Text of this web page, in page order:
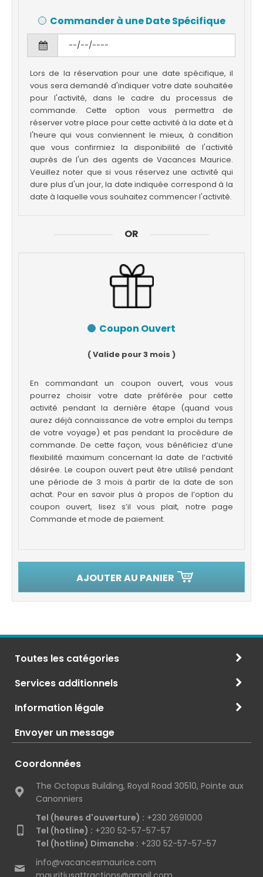
Commander à une Date Spécifique
Lors de la réservation pour une date spécifique, il
vous sera demandé d'indiquer votre date souhaitée
pour l'activité, dans le cadre du processus de
commande. Cette option vous permettra de
réserver votre place pour cette activité à la date et à
l'heure qui vous conviennent le mieux, à condition
que vous confirmiez la disponibilité de l'activité
auprès de l'un des agents de Vacances Maurice.
Veuillez noter que si vous réservez une activité qui
dure plus d'un jour, la date indiquée correspond à la
date à laquelle vous souhaitez commencer l'activité.
OR
Coupon Ouvert
( Valide pour 3 mois )
En commandant un coupon ouvert, vous vous
pourrez choisir votre date préférée pour cette
activité pendant la dernière étape (quand vous
aurez déjà connaissance de votre emploi du temps
de votre voyage) et pas pendant la procédure de
commande. De cette façon, vous bénéficiez d’une
flexibilité maximum concernant la date de l’activité
désirée. Le coupon ouvert peut être utilisé pendant
une période de 3 mois à partir de la date de son
achat. Pour en savoir plus à propos de l’option du
coupon ouvert, lisez s’il vous plait, notre page
Commande et mode de paiement.
AJOUTER AU PANIER
Toutes les catégories
Services additionnels
Information légale
Envoyer un message
Coordonnées
The Octopus Building, Royal Road 30510, Pointe aux
Canonniers
Tel (heures d'ouverture) : +230 2691000
Tel (hotline) : +230 52-57-57-57
Tel (hotline) Dimanche : +230 52-57-57-57
info@vacancesmaurice.com